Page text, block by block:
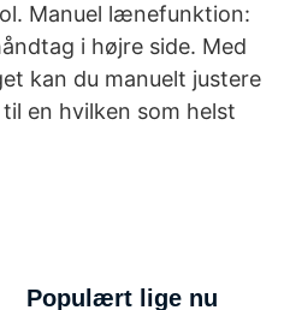
Manuel lænefunktion:
i højre side. Med
kan du manuelt justere
en hvilken som helst
Populært lige nu